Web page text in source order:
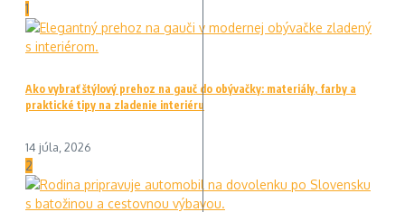
1
Ako vybrať štýlový prehoz na gauč do obývačky: materiály, farby a
praktické tipy na zladenie interiéru
14 júla, 2026
2